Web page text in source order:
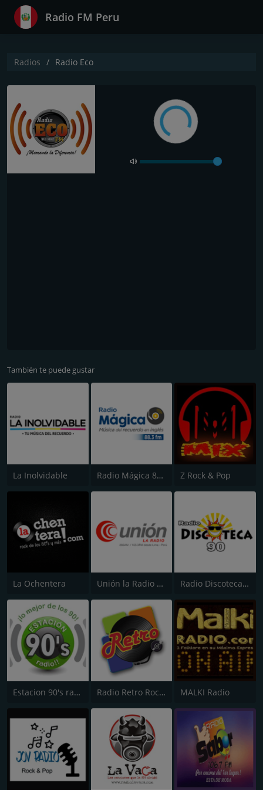
Radio FM Peru
Radios Radio Eco
También te puede gustar
La Inolvidable Radio Mágica 88.3 FM Z Rock & Pop
La Ochentera Unión la Radio 103.3 FM Radio Discoteca 90
Estacion 90's radio Radio Retro Rock & Pop MALKI Radio